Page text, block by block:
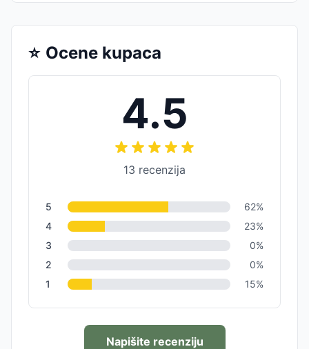
⭐ Ocene kupaca
4.5
13 recenzija
5 62%
4
23%
3
0%
2
0%
1
15%
Napišite recenziju